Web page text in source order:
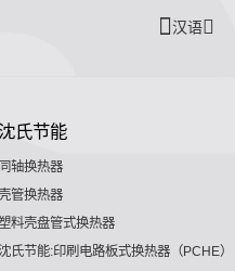
汉语
沈氏节能
同轴换热器
壳管换热器
料壳盘管式换热器
氏节能:印刷电路板式换热器（PCHE）